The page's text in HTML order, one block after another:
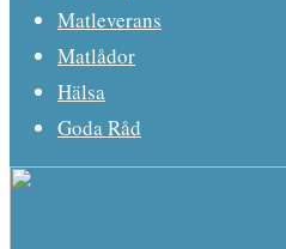
Matleverans
Matlådor
Hälsa
Goda Råd